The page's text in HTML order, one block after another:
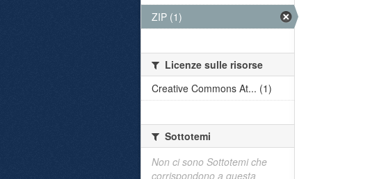
ZIP (1)
Licenze sulle risorse
Creative Commons At... (1)
Sottotemi
Non ci sono Sottotemi che
corrispondono a questa